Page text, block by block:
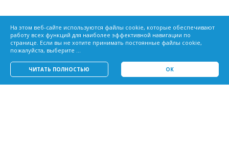
На этом веб-сайте используются файлы cookie, которые обеспечивают
работу всех функций для наиболее эффективной навигации по
странице. Если вы не хотите принимать постоянные файлы cookie,
пожалуйста, выберите ...
ЧИТАТЬ ПОЛНОСТЬЮ OK